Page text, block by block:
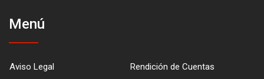
Menú
Aviso Legal
Rendición de Cuentas